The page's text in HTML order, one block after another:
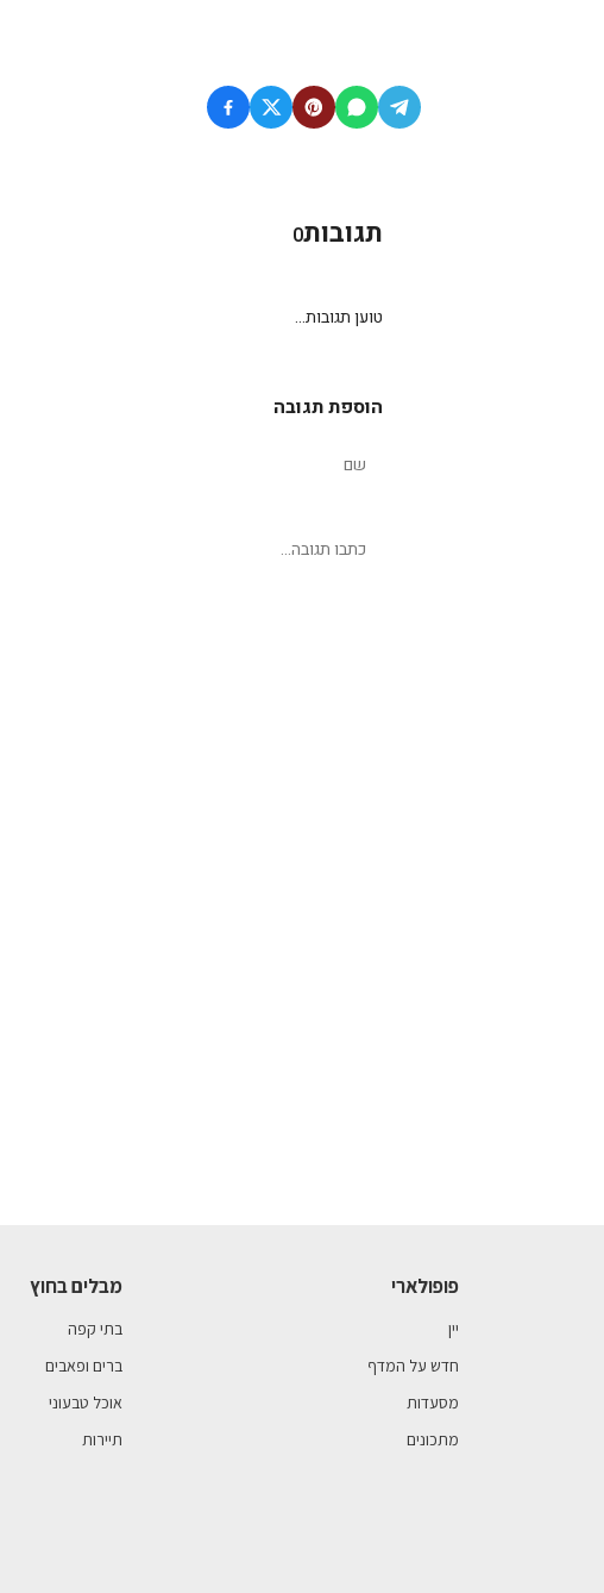
תגובות0
טוען תגובות...
הוספת תגובה
פופולארי
יין
חדש על המדף
מסעדות
מתכונים
מבלים בחוץ
בתי קפה
ברים ופאבים
אוכל טבעוני
תיירות